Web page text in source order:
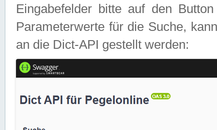
Eingabefelder bitte auf den
Parameterwerte für die Suche,
an die Dict-API gestellt werden: